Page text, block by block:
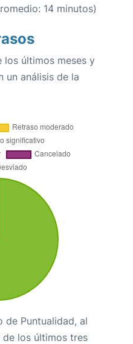
14 minutos)
los últimos meses y
un análisis de la
de Puntualidad, al
los últimos tres